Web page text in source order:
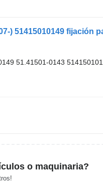
51.41501-0143
o maquinaria?